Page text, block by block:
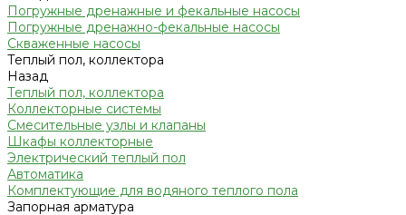
Погружные дренажные и фекальные насосы
Погружные дренажно-фекальные насосы
Скваженные насосы
Теплый пол, коллектора
Назад
Теплый пол, коллектора
Коллекторные системы
Смесительные узлы и клапаны
Шкафы коллекторные
Электрический теплый пол
Автоматика
Комплектующие для водяного теплого пола
Запорная арматура